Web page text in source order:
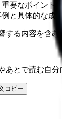
要なポイントと
と具体的な成功
する内容を含
とで読む自分
コピー